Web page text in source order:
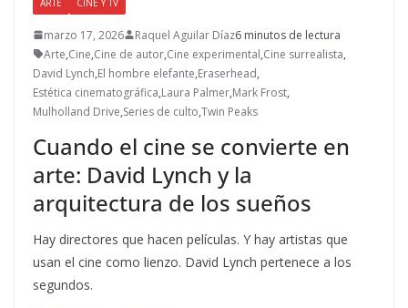
ARTE CINE Y TV
marzo 17, 2026 Raquel Aguilar Díaz6 minutos de lectura
Arte,Cine,Cine de autor,Cine experimental,Cine surrealista,
David Lynch,El hombre elefante,Eraserhead,
Estética cinematográfica,Laura Palmer,Mark Frost,
Mulholland Drive,Series de culto,Twin Peaks
Cuando el cine se convierte en
arte: David Lynch y la
arquitectura de los sueños
Hay directores que hacen películas. Y hay artistas que
usan el cine como lienzo. David Lynch pertenece a los
segundos.